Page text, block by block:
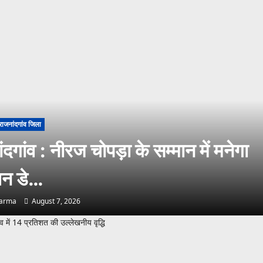
जिला
: नीरज चोपड़ा के सम्मान में मनेगा
डे…
August 7, 2026